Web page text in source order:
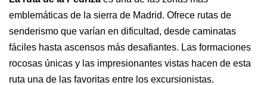
emblemáticas de la sierra de Madrid. Ofrece rutas de
senderismo que varían en dificultad, desde caminatas
fáciles hasta ascensos más desafiantes. Las formaciones
rocosas únicas y las impresionantes vistas hacen de esta
ruta una de las favoritas entre los excursionistas.